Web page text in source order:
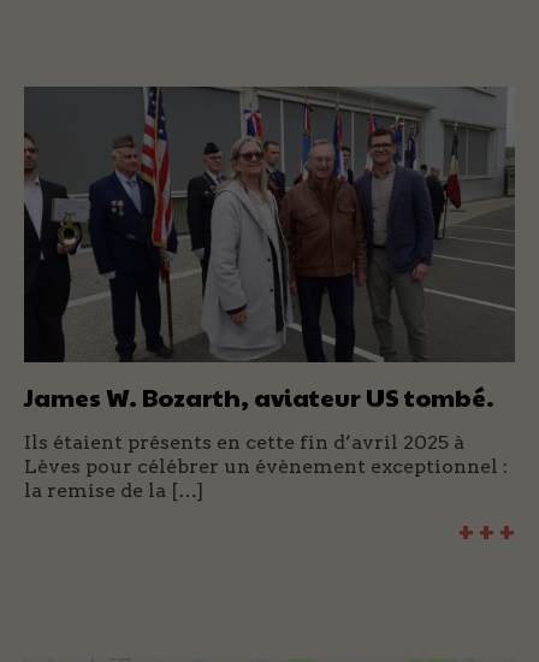
James W. Bozarth, aviateur US tombé.
Ils étaient présents en cette fin d’avril 2025 à
Lèves pour célébrer un évènement exceptionnel :
la remise de la […]
+ + +